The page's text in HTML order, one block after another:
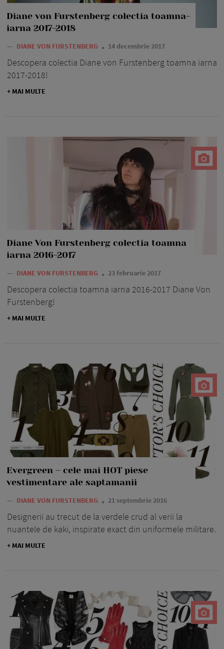
Diane von Furstenberg colectia toamna-
iarna 2017-2018
— DIANE VON FURSTENBERG 14 decembrie 2017
Descopera colectia Diane von Furstenberg toamna iarna
2017-2018!
+ MAI MULTE
Diane Von Furstenberg colectia toamna
iarna 2016-2017
— DIANE VON FURSTENBERG 23 februarie 2017
Descopera colectia toamna iarna 2016-2017 Diane Von
Furstenberg!
+ MAI MULTE
Evergreen – cele mai HOT piese
vestimentare ale saptamanii
— DIANE VON FURSTENBERG 21 septembrie 2016
Designerii au trecut de la verdele crud al verii la
nuantele de kaki, inspirate exact din uniformele militare.
+ MAI MULTE